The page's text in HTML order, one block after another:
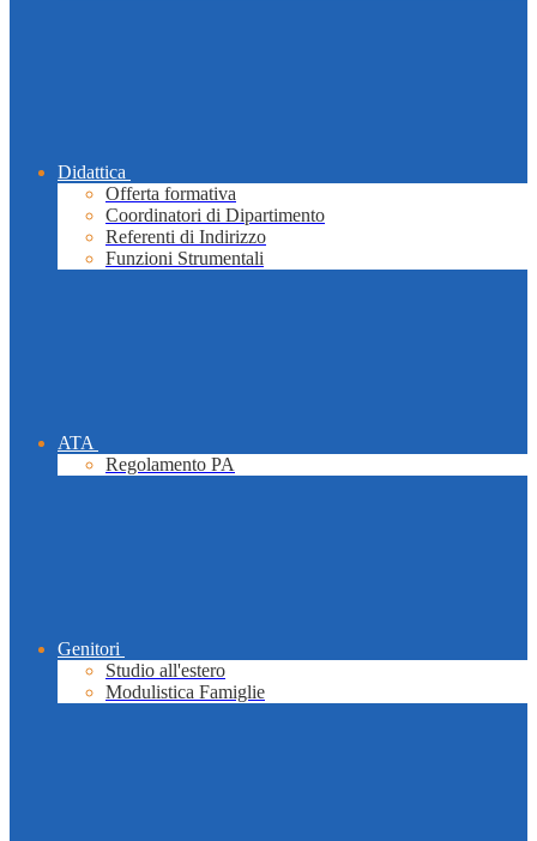
Didattica
Offerta formativa
Coordinatori di Dipartimento
Referenti di Indirizzo
Funzioni Strumentali
ATA
Regolamento PA
Genitori
Studio all'estero
Modulistica Famiglie